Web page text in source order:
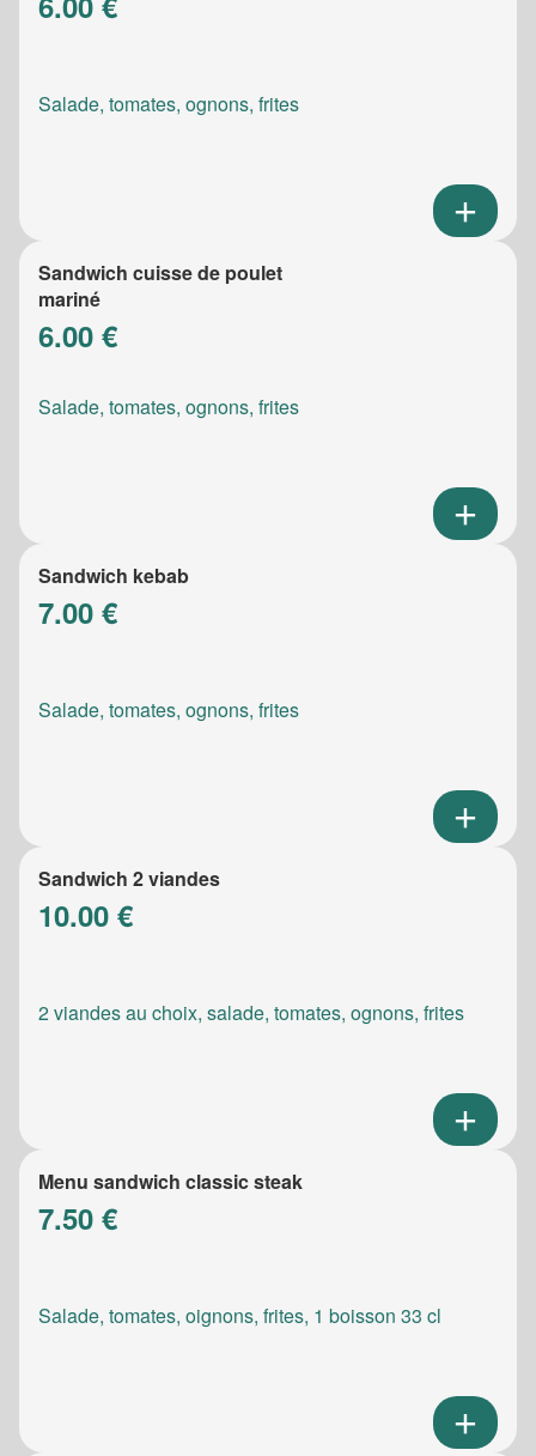
Salade, tomates, ognons, frites
Sandwich cuisse de poulet
mariné
6.00 €
Salade, tomates, ognons, frites
Sandwich kebab
7.00 €
Salade, tomates, ognons, frites
Sandwich 2 viandes
10.00 €
2 viandes au choix, salade, tomates, ognons, frites
Menu sandwich classic steak
7.50 €
Salade, tomates, oignons, frites, 1 boisson 33 cl